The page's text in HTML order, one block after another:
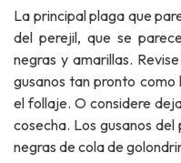
La principal plaga que
del perejil, que se
negras y amarillas.
gusanos tan pronto
el follaje. O considere
cosecha. Los gusanos
negras de cola de